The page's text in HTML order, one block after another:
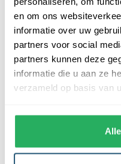
en om ons
informatie over uw
partners voor social
partners kunnen deze
informatie die u aan ze
verzameld op basis van
De afwerking van onze
voorzien van een sterke
bijdraagt aan hun
vlag vanHempens -
afmetingen, namelijk
maat voor jouw specifieke
voorzien van verschillende